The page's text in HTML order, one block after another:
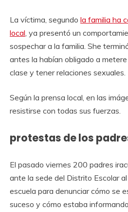
La víctima, segundo la familia ha
local, ya presentó un
sospechar a la familia. She
antes la habían obligado a
clase y tener relaciones sexuales.
Según la prensa local, en las
resistirse con todas sus fuerzas.
protestas de los
El pasado viernes 200 padres
ante la sede del Distrito Escolar
escuela para denunciar cómo se
suceso y cómo estaba